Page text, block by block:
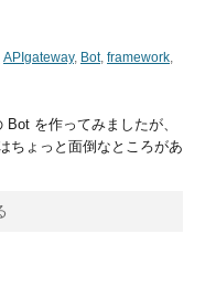
APIgateway, Bot, framework,
を作ってみましたが、
ちょっと面倒なところがあ